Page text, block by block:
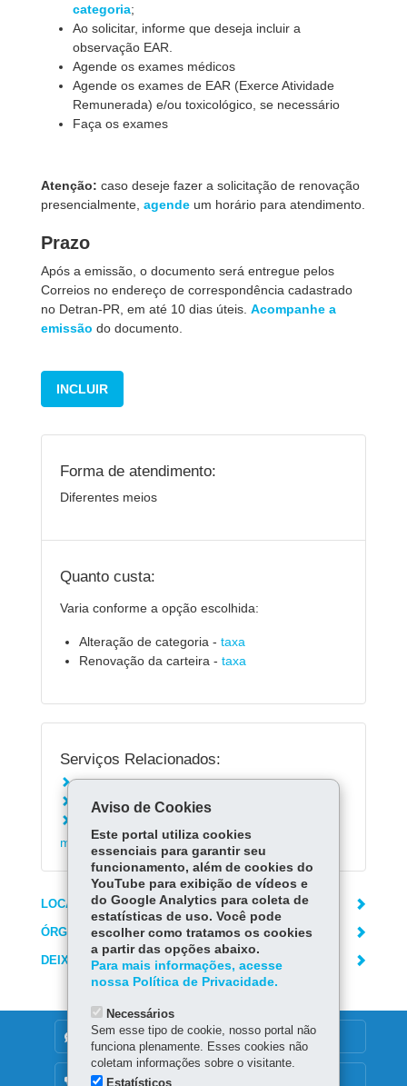
categoria;
Ao solicitar, informe que deseja incluir a
observação EAR.
Agende os exames médicos
Agende os exames de EAR (Exerce Atividade
Remunerada) e/ou toxicológico, se necessário
Faça os exames
Atenção: caso deseje fazer a solicitação de renovação
presencialmente, agende um horário para atendimento.
Prazo
Após a emissão, o documento será entregue pelos
Correios no endereço de correspondência cadastrado
no Detran-PR, em até 10 dias úteis. Acom panhe a
emissão do documento.
INCLUIR
Forma de atendimento:
Diferentes meios
Quanto custa:
Varia conforme a opção escolhida:
Alteração de categoria -taxa
Renovação da carteira -taxa
Serviços Relacionados:
Solicitar a renovação da carteira de motorista
Alterar a categoria da carteira de motorista
motorista
LOCAIS DE ATENDIMENTO
ÓRGÃO RESPONSÁVEL
DEIXE SUA OPINIÃO
DENUNCIE CORRUPÇÃO
OUVIDORIA
Aviso de Cookies
Este portal utiliza cookies
essenciais para garantir seu
funcionamento, além de cookies do
YouTube para exibição de vídeos e
do Google Analytics para coleta de
estatísticas de uso. Você pode
escolher como tratamos os cookies
a partir das opções abaixo.
Para mais informações, acesse
nossa Política de Privacidade.
Necessários
Sem esse tipo de cookie, nosso portal não
funciona plenamente. Esses cookies não
coletam informações sobre o visitante.
Estatísticos